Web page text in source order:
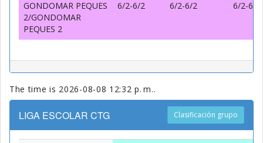
GONDOMAR PEQUES
2/GONDOMAR
PEQUES 2
6/2-6/2 6/2-6/2 6/2-6/2
The time is 2026-08-08 12:32 p. m..
LIGA ESCOLAR CTG Clasificación grupo